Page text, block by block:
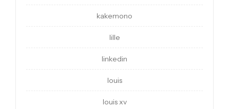
kakemono
lille
linkedin
louis
louis xv